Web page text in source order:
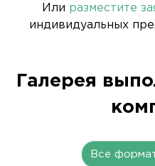
Или разместите
индивидуальных
Галерея
Все